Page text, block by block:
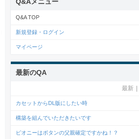
Q&A TOP
新規登録・ログイン
マイページ
最新のQA
最新 |
カセットからDL版にしたい時
構築を組んでいただきたいです
ピオニーはボタンの父親確定ですかね！？